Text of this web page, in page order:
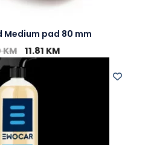
Medium pad 80 mm
KM 11.81 KM